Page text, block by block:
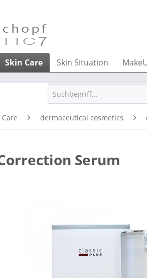
Skin Care Skin Situation
dermaceutical cosmetics
Serum